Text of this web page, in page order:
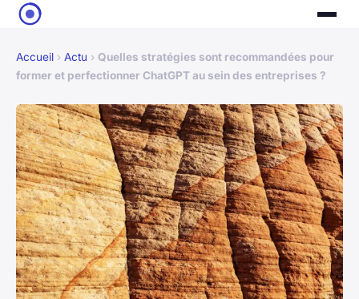
Accueil › Actu › Quelles stratégies sont recommandées pour
former et perfectionner ChatGPT au sein des entreprises ?